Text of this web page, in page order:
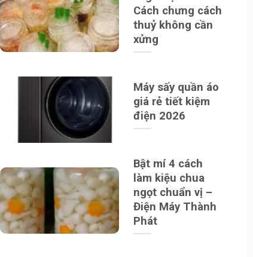
Cách chưng cách
thuỷ không cần
xửng
Máy sấy quần áo
giá rẻ tiết kiệm
điện 2026
Bật mí 4 cách
làm kiệu chua
ngọt chuẩn vị –
Điện Máy Thành
Phát